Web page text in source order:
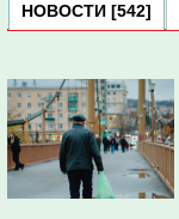
НОВОСТИ [542]